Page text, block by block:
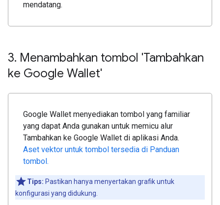
mendatang.
3. Menambahkan tombol 'Tambahkan
ke Google Wallet'
Google Wallet menyediakan tombol yang familiar
yang dapat Anda gunakan untuk memicu alur
Tambahkan ke Google Wallet di aplikasi Anda.
Aset vektor untuk tombol tersedia di Panduan
tombol.
Tips: Pastikan hanya menyertakan grafik untuk
konfigurasi yang didukung.